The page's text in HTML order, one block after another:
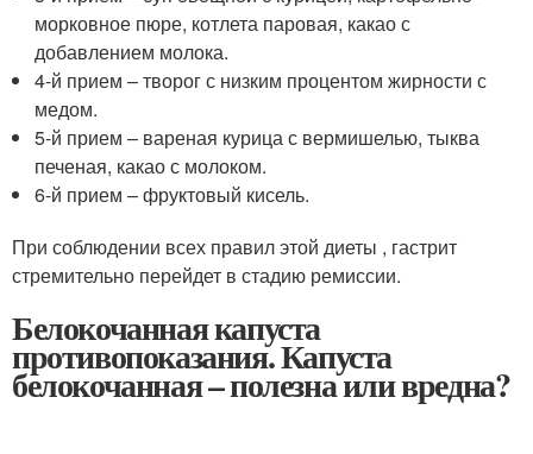
морковное пюре, котлета паровая, какао с
добавлением молока.
4-й прием – творог с низким процентом жирности с
медом.
5-й прием – вареная курица с вермишелью, тыква
печеная, какао с молоком.
6-й прием – фруктовый кисель.
При соблюдении всех правил этой диеты , гастрит
стремительно перейдет в стадию ремиссии.
Белокочанная капуста
противопоказания. Капуста
белокочанная – полезна или вредна?